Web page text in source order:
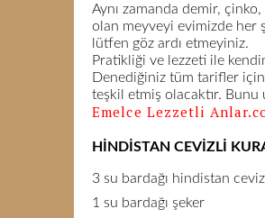
Aynı zamanda demir,
olan meyveyi evimizde her
lütfen göz ardı etmeyiniz.
Pratikliği ve lezzeti ile
Denediğiniz tüm tarifler için
teşkil etmiş olacaktır. Bunu
Emelce Lezzetli
HİNDİSTAN CEVİZLİ
3 su bardağı hindistan
1 su bardağı şeker